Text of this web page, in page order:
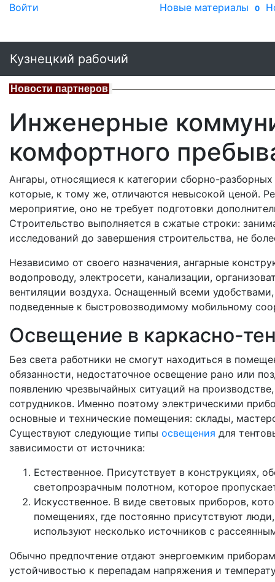
Войти Новые материалы 0
Кузнецкий рабочий
Новости партнеров
Инженерные
комфортного
Ангары, относящиеся к категории сборно-
которые, к тому же, отличаются невысокой ценой.
мероприятие, оно не требует подготовки
Строительство выполняется в сжатые строки:
исследований до завершения строительства, не
Независимо от своего назначения, ангарные
водопроводу, электросети, канализации,
вентиляции воздуха. Оснащенный всеми
подведенные к быстровозводимому мобильному
Освещение в каркасно-
Без света работники не смогут находиться в
обязанности, недостаточное освещение рано или
появлению чрезвычайных ситуаций на
сотрудников. Именно поэтому электрическими
основные и технические помещения: склады,
Существуют следующие типы освещения для
зависимости от источника:
Естественное. Присутствует в конструкциях,
светопрозрачным полотном, которое
Искусственное. В виде световых приборов,
помещениях, где постоянно присутствуют
используют несколько источников с
Обычно предпочтение отдают энергоемким
устойчивостью к перепадам напряжения и